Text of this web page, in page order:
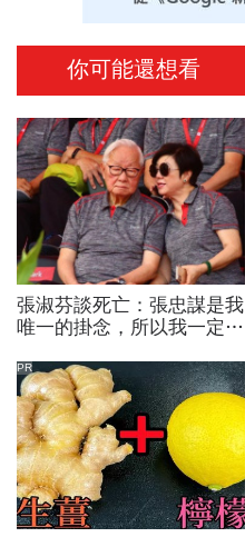
你可能還想看
張淑芬談死亡：張忠謀是我
唯一的掛念，所以我一定要
PR